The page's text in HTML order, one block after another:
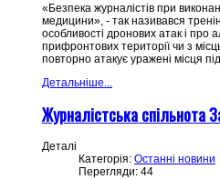
«Безпека журналістів при
медицини», - так називався
особливості дронових атак і про
прифронтових території чи з
повторно атакує уражені місця
Детальніше...
Журналістська спільнота
Деталі
Категорія: Останні новини
Перегляди: 44